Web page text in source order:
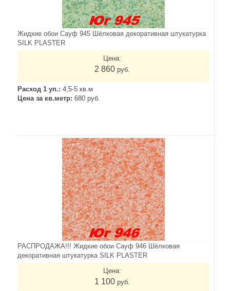
Жидкие обои Сауф 945 Шёлковая декоративная штукатурка
SILK PLASTER
Цена:
2 860 руб.
Расход 1 уп.: 4,5-5 кв.м
Цена за кв.метр: 680 руб.
РАСПРОДАЖА!!! Жидкие обои Сауф 946 Шёлковая
декоративная штукатурка SILK PLASTER
Цена:
1 100 руб.